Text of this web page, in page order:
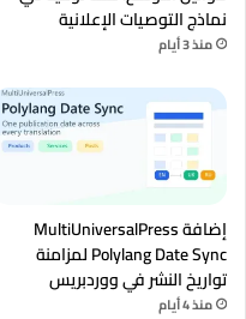
نماذج التوصيات الإعلانية
منذ 3 أيام
إضافة MultiUniversalPress
Polylang Date Sync لمزامنة
تواريخ النشر في ووردبريس
منذ 4 أيام